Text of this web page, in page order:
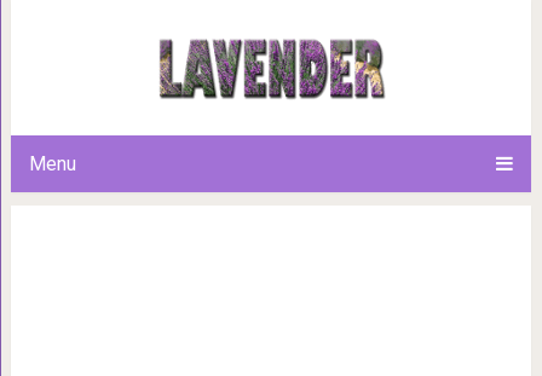
Menu
Задумывались ли вы о том,
инъекции